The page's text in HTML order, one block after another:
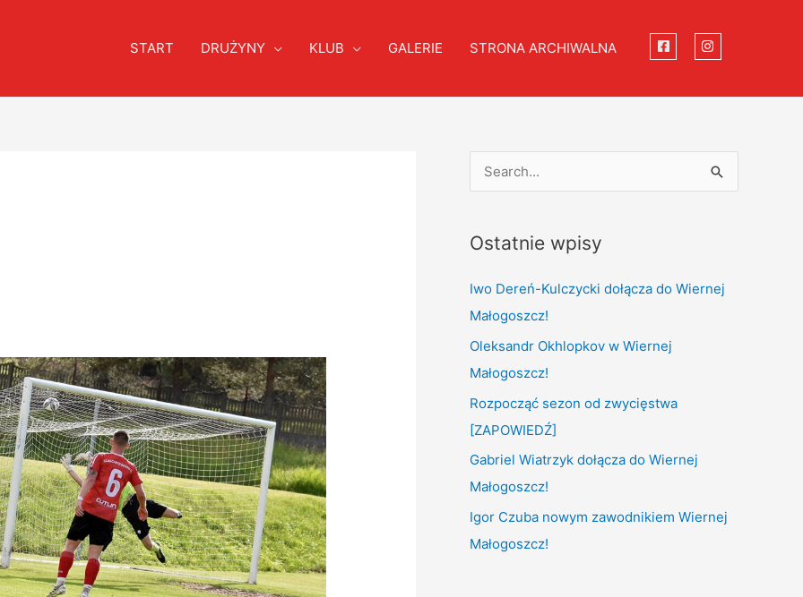
START DRUŻYNY KLUB GALERIE STRONA ARCHIWALNA
r
c
h
Ostatnie wpisy
Iwo Dereń-Kulczycki dołącza do Wiernej
Małogoszcz!
Oleksandr Okhlopkov w Wiernej
Małogoszcz!
Rozpocząć sezon od zwycięstwa
[ZAPOWIEDŹ]
Gabriel Wiatrzyk dołącza do Wiernej
Małogoszcz!
Igor Czuba nowym zawodnikiem Wiernej
Małogoszcz!